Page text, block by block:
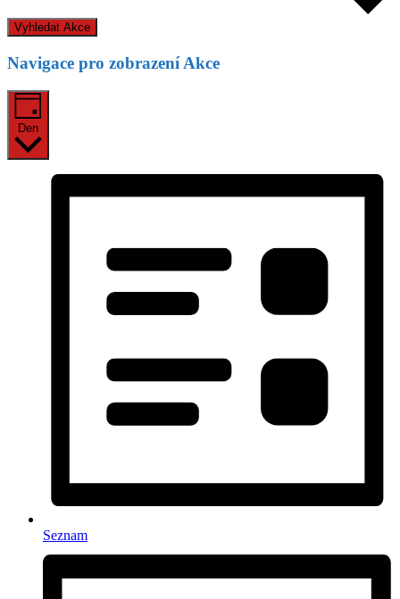
Vyhledat Akce
Navigace pro zobrazení Akce
Den
Seznam